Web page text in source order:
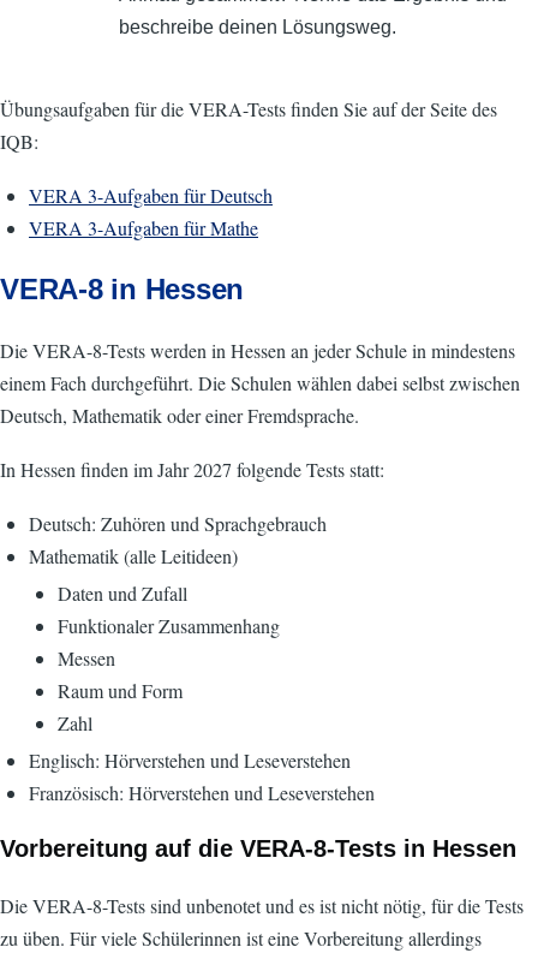
beschreibe deinen Lösungsweg.
Übungsaufgaben für die VERA-Tests finden Sie auf der Seite des
IQB:
VERA 3-Aufgaben für Deutsch
VERA 3-Aufgaben für Mathe
VERA-8 in Hessen
Die VERA-8-Tests werden in Hessen an jeder Schule in mindestens
einem Fach durchgeführt. Die Schulen wählen dabei selbst zwischen
Deutsch, Mathematik oder einer Fremdsprache.
In Hessen finden im Jahr 2027 folgende Tests statt:
Deutsch: Zuhören und Sprachgebrauch
Mathematik (alle Leitideen)
Daten und Zufall
Funktionaler Zusammenhang
Messen
Raum und Form
Zahl
Englisch: Hörverstehen und Leseverstehen
Französisch: Hörverstehen und Leseverstehen
Vorbereitung auf die VERA-8-Tests in Hessen
Die VERA-8-Tests sind unbenotet und es ist nicht nötig, für die Tests
zu üben. Für viele Schülerinnen ist eine Vorbereitung allerdings